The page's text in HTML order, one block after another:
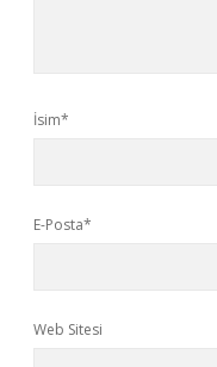
İsim*
E-Posta*
Web Sitesi